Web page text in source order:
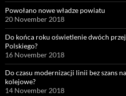
Powołano nowe władze powiatu
20 November 2018
Do końca roku oświetlenie dwóch
Polskiego?
16 November 2018
Do czasu modernizacji linii bez szans
kolejowe?
14 November 2018